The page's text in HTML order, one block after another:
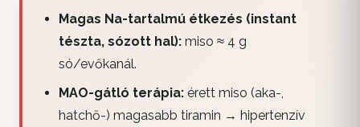
Magas Na-tartalmú étkezés (instant
tészta, sózott hal):miso ≈ 4 g
só/evőkanál.
MAO-gátló terápia:érett miso (aka-,
hatchō-) magasabb tiramin → hipertenzív